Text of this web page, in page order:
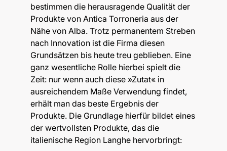
bestimmen die herausragende Qualität der
Produkte von Antica Torroneria aus der
Nähe von Alba. Trotz permanentem Streben
nach Innovation ist die Firma diesen
Grundsätzen bis heute treu geblieben. Eine
ganz wesentliche Rolle hierbei spielt die
Zeit: nur wenn auch diese »Zutat« in
ausreichendem Maße Verwendung findet,
erhält man das beste Ergebnis der
Produkte. Die Grundlage hierfür bildet eines
der wertvollsten Produkte, das die
italienische Region Langhe hervorbringt: